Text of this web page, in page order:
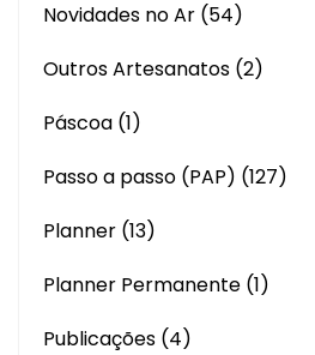
Novidades no Ar (54)
Outros Artesanatos (2)
Páscoa (1)
Passo a passo (PAP) (127)
Planner (13)
Planner Permanente (1)
Publicações (4)